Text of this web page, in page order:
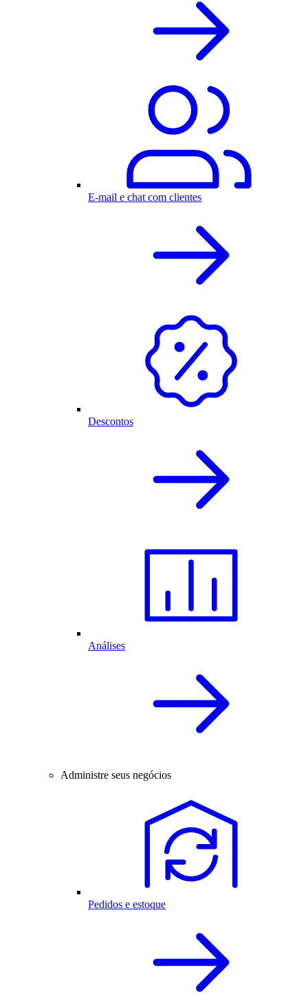
E-mail e chat com clientes
Descontos
Análises
Administre seus negócios
Pedidos e estoque